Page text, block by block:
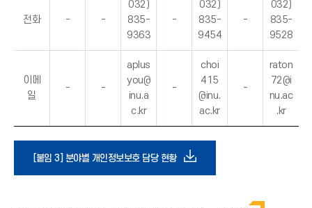
전화 - -
032)
835-
9363
-
032)
835-
9454
-
032)
835-
9528
이메
일
- -
aplus
you@
inu.a
c.kr
-
choi
415
@inu.
ac.kr
-
raton
72@i
nu.ac
.kr
[붙임 3] 분야별 개인정보보호 담당 현황다